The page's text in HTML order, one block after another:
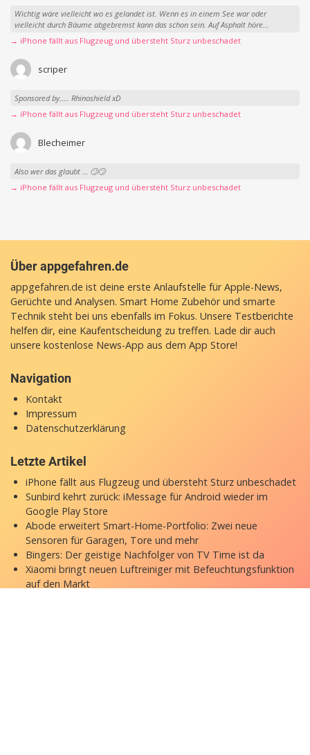
Wichtig wäre vielleicht wo es gelandet ist. Wenn es in einem See war oder
vielleicht durch Bäume abgebremst kann das schon sein. Auf Asphalt höre...
→ iPhone fällt aus Flugzeug und übersteht Sturz unbeschadet
scriper
Sponsored by….. Rhinoshield xD
→ iPhone fällt aus Flugzeug und übersteht Sturz unbeschadet
Blecheimer
Also wer das glaubt … 🙄🙄
→ iPhone fällt aus Flugzeug und übersteht Sturz unbeschadet
Über appgefahren.de
appgefahren.de ist deine erste Anlaufstelle für Apple-News,
Gerüchte und Analysen. Smart Home Zubehör und smarte
Technik steht bei uns ebenfalls im Fokus. Unsere Testberichte
helfen dir, eine Kaufentscheidung zu treffen. Lade dir auch
unsere kostenlose News-App aus dem App Store!
Navigation
Kontakt
Impressum
Datenschutzerklärung
Letzte Artikel
iPhone fällt aus Flugzeug und übersteht Sturz unbeschadet
Sunbird kehrt zurück: iMessage für Android wieder im
Google Play Store
Abode erweitert Smart-Home-Portfolio: Zwei neue
Sensoren für Garagen, Tore und mehr
Bingers: Der geistige Nachfolger von TV Time ist da
Xiaomi bringt neuen Luftreiniger mit Befeuchtungsfunktion
auf den Markt